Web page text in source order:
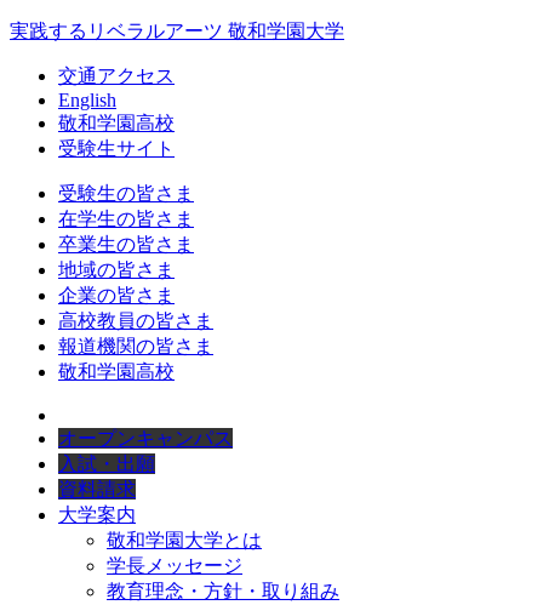
実践するリベラルアーツ 敬和学園大学
交通アクセス
English
敬和学園高校
受験生サイト
受験生の皆さま
在学生の皆さま
卒業生の皆さま
地域の皆さま
企業の皆さま
高校教員の皆さま
報道機関の皆さま
敬和学園高校
オープンキャンパス
入試・出願
資料請求
大学案内
敬和学園大学とは
学長メッセージ
教育理念・方針・取り組み